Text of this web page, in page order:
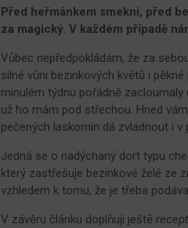
Před heřmánkem smekni, před
za magický. V každém případě
Vůbec nepředpokládám, že za
silné vůni bezinkových květů i
minulém týdnu pořádně
už ho mám pod střechou. Hned
pečených laskomin dá zvládnout i v
Jedná se o nadýchaný dort typu
který zastřešuje bezinkové želé ze
vzhledem k tomu, že je třeba
V závěru článku doplňuji ještě